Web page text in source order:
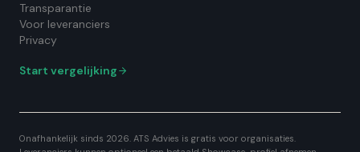
Transparantie
Voor leveranciers
Privacy
Start vergelijking
Onafhankelijk sinds 2026. ATS Advies is gratis voor organisaties.